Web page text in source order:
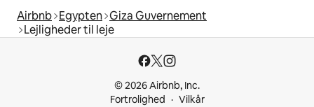
Airbnb Egypten Giza Guvernement
Lejligheder til leje
© 2026 Airbnb, Inc.
Fortrolighed
Vilkår